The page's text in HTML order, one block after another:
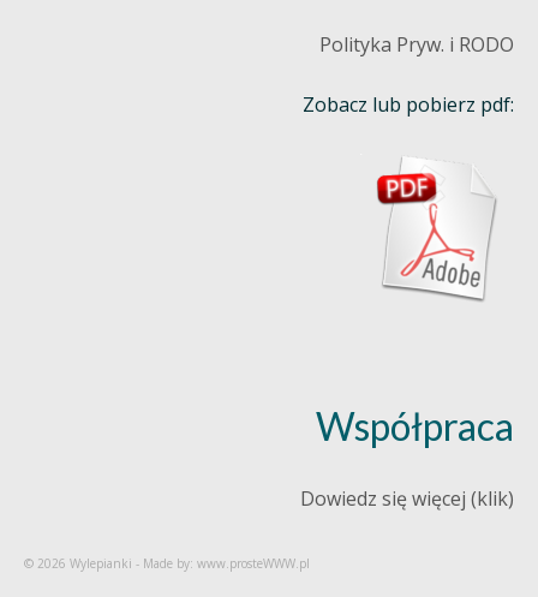
Polityka Pryw. i RODO
Zobacz lub pobierz pdf:
Współpraca
Dowiedz się więcej (klik)
© 2026 Wylepianki - Made by: www.prosteWWW.pl